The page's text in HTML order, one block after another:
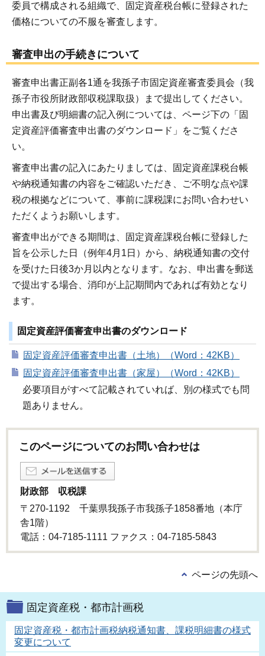
委員で構成される組織で、固定資産税台帳に登録された
価格についての不服を審査します。
審査申出の手続きについて
審査申出書正副各1通を我孫子市固定資産審査委員会（我
孫子市役所財政部収税課取扱）まで提出してください。
申出書及び明細書の記入例については、ページ下の「固
定資産評価審査申出書のダウンロード」をご覧くださ
い。
審査申出書の記入にあたりましては、固定資産課税台帳
や納税通知書の内容をご確認いただき、ご不明な点や課
税の根拠などについて、事前に課税課にお問い合わせい
ただくようお願いします。
審査申出ができる期間は、固定資産課税台帳に登録した
旨を公示した日（例年4月1日）から、納税通知書の交付
を受けた日後3か月以内となります。なお、申出書を郵送
で提出する場合、消印が上記期間内であれば有効となり
ます。
固定資産評価審査申出書のダウンロード
固定資産評価審査申出書（土地）（Word：42KB）
固定資産評価審査申出書（家屋）（Word：42KB）
必要項目がすべて記載されていれば、別の様式でも問
題ありません。
このページについてのお問い合わせは
財政部 収税課
〒270-1192 千葉県我孫子市我孫子1858番地（本庁
舎1階）
電話：04-7185-1111 ファクス：04-7185-5843
ページの先頭へ
固定資産税・都市計画税
固定資産税・都市計画税納税通知書、課税明細書の様式
変更について